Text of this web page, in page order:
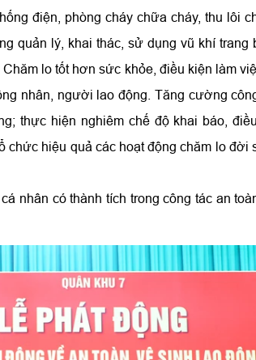
điện, phòng cháy chữa cháy, thu lôi
quản lý, khai thác, sử dụng vũ khí trang
lo tốt hơn sức khỏe, điều kiện làm
nhân, người lao động. Tăng cường
thực hiện nghiêm chế độ khai báo, điều
chức hiệu quả các hoạt động chăm lo đời
nhân có thành tích trong công tác an